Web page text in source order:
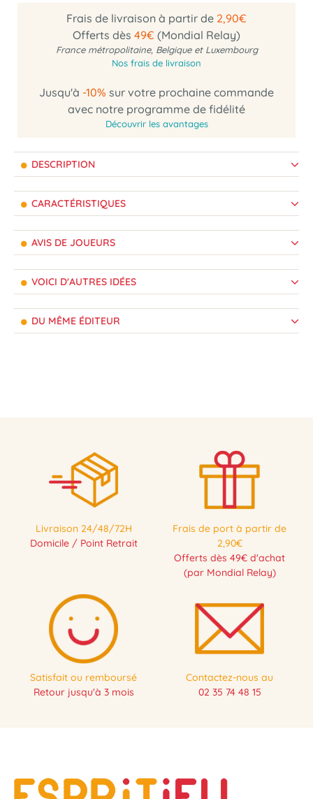
Frais de livraison à partir de 2,90€
Offerts dès 49€ (Mondial Relay)
France métropolitaine, Belgique et Luxembourg
Nos frais de livraison
Jusqu'à -10% sur votre prochaine commande
avec notre programme de fidélité
Découvrir les avantages
DESCRIPTION
CARACTÉRISTIQUES
AVIS DE JOUEURS
VOICI D'AUTRES IDÉES
DU MÊME ÉDITEUR
Livraison 24/48/72H
Domicile / Point Retrait
Frais de port à partir de
2,90€
Offerts dès 49€ d'achat
(par Mondial Relay)
Satisfait ou remboursé
Retour jusqu'à 3 mois
Contactez-nous au
02 35 74 48 15